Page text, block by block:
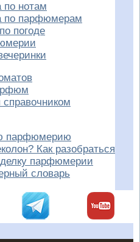
нотам
по парфюмерам
погоде
справочником
парфюмерию
Как разобраться
парфюмерии
словарь